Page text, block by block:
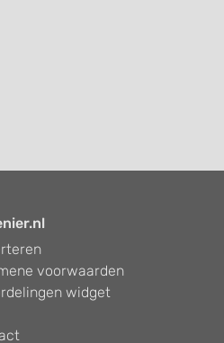
voorwaarden
widget